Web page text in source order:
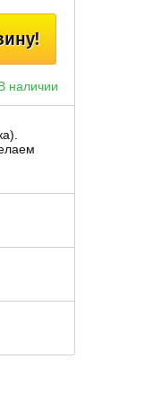
наличии